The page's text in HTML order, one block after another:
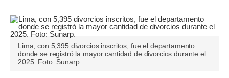
Opinión
Editorial
Pregunta de hoy
Lima, con 5,395 divorcios inscritos, fue el departamento
donde se registró la mayor cantidad de divorcios durante el
2025. Foto: Sunarp.